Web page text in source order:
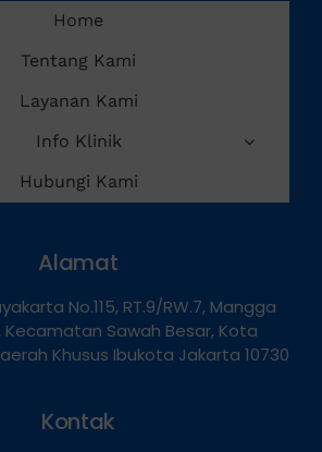
Home
Tentang Kami
Layanan Kami
Info Klinik
Hubungi Kami
Alamat
No.115, RT.9/RW.7, Mangga
Kecamatan Sawah Besar, Kota
Khusus Ibukota Jakarta 10730
Kontak